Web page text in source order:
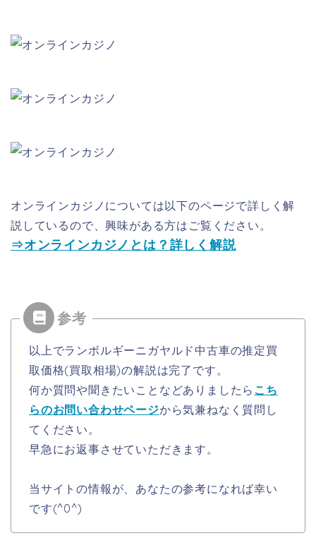
オンラインカジノについては以下のページで詳しく解
説しているので、興味がある方はご覧ください。
⇒オンラインカジノとは？詳しく解説
以上でランボルギーニガヤルド中古車の推定買
取価格(買取相場)の解説は完了です。
何か質問や聞きたいことなどありましたら こち
らのお問い合わせページから気兼ねなく質問し
てください。
早急にお返事させていただきます。
当サイトの情報が、あなたの参考になれば幸い
です(^0^)